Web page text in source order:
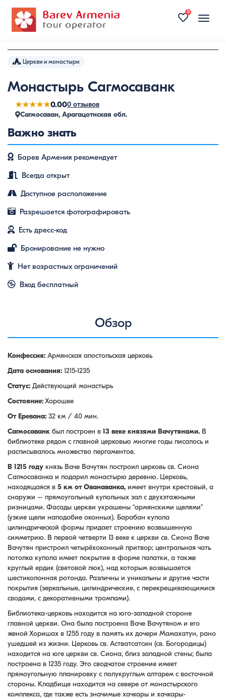
Toggle
0
Церкви и монастыри
Монастырь Сагмосаванк
★★★★★0.000 отзывов
Сагмосаван, Арагацотнская обл.
Важно знать
Барев Армения рекомендует
Всегда открыт
Доступное расположение
Разрешается фотографировать
Есть дресс-код
Бронирование не нужно
Нет возрастных ограничений
Вход бесплатный
Обзор
Конфессия: Армянская апостольская церковь
Дата основания: 1215-1235
Статус: Действующий монастырь
Состояние:Хорошее
От Еревана: 32 км / 40 мин.
Сагмосаванк был построен в 13 веке князями Вачутянами. В
библиотеке рядом с главной церковью многие годы писалось и
расписывалось множество пергаментов.
В 1215 году князь Ваче Вачутян построил церковь св. Сиона
Сагмосаванка и подарил монастырю деревню. Церковь,
находящаяся в 5 км от Ованаванка, имеет внутри крестовый, а
снаружи – прямоугольный купольных зал с двухэтажными
ризницами. Фасады церкви украшены “армянскими щелями”
(узкие щели наподобие оконных). Барабан купола
цилиндрической формы придает строению возвышенную
симметрию. В первой четверти 13 веке к церкви св. Сиона Ваче
Вачутян пристроил четырёхоконный притвор; центральная чать
потолка купола имеет покрытие в форме палатки, а также
круглый ердик (световой люк), над которым возвышается
шестиколонная ротонда. Различны и уникальны и другие части
покрытия (зеркальные, цилиндрические, с перекрещивающимися
сводами, с декоративными тромпами).
Библиотека-церковь находится на юго-западной стороне
главной церкви. Она была построена Ваче Вачутяном и его
женой Хоришах в 1255 году в память их дочери Мамахатун, рано
ушедшей из жизни. Церковь св. Астватсатсин (св. Богородицы)
находится на юге церкви св. Сиона, близ западной стены; была
построена в 1235 году. Это сводчатое строение имеет
прямоугольную планировку с полукруглым алтарем с восточной
стороны. Кладбище находится на севере от монастырского
комплекса, где также есть значимые хачкары и хачкары-